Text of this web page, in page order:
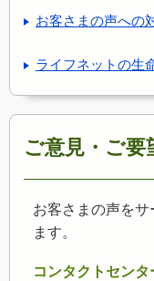
お客さまの声への
ライフネットの生
ご意見・ご
お客さまの声を
ます。
コンタクトセンタ